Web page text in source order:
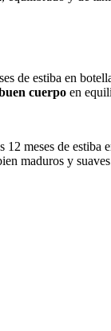
de estiba en
cuerpo en
12 meses de estiba
maduros y